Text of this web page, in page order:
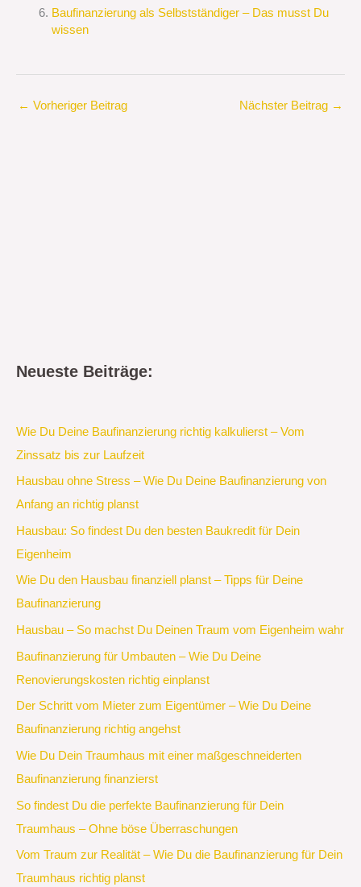
Baufinanzierung als Selbstständiger – Das musst Du
wissen
← Vorheriger Beitrag Nächster Beitrag →
Neueste Beiträge:
Wie Du Deine Baufinanzierung richtig kalkulierst – Vom
Zinssatz bis zur Laufzeit
Hausbau ohne Stress – Wie Du Deine Baufinanzierung von
Anfang an richtig planst
Hausbau: So findest Du den besten Baukredit für Dein
Eigenheim
Wie Du den Hausbau finanziell planst – Tipps für Deine
Baufinanzierung
Hausbau – So machst Du Deinen Traum vom Eigenheim wahr
Baufinanzierung für Umbauten – Wie Du Deine
Renovierungskosten richtig einplanst
Der Schritt vom Mieter zum Eigentümer – Wie Du Deine
Baufinanzierung richtig angehst
Wie Du Dein Traumhaus mit einer maßgeschneiderten
Baufinanzierung finanzierst
So findest Du die perfekte Baufinanzierung für Dein
Traumhaus – Ohne böse Überraschungen
Vom Traum zur Realität – Wie Du die Baufinanzierung für Dein
Traumhaus richtig planst